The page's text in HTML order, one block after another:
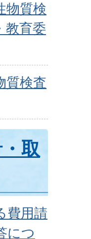
物質検
教育委
質検査
取
費用請
につ